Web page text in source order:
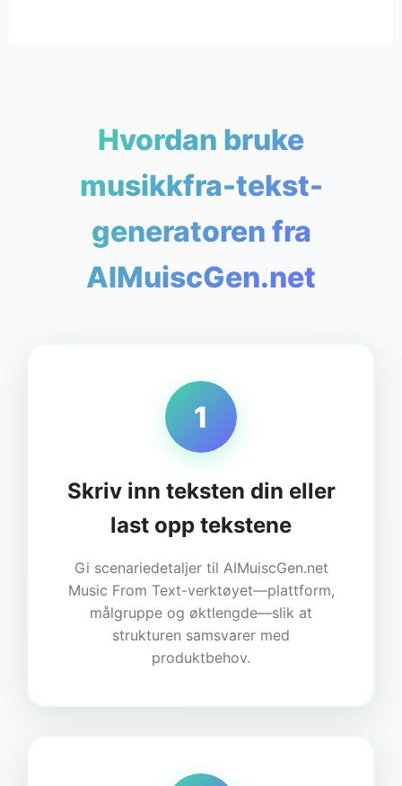
Hvordan bruke
musikkfra-tekst-
generatoren fra
AIMuiscGen.net
1
Skriv inn teksten din eller
last opp tekstene
Gi scenariedetaljer til AIMuiscGen.net
Music From Text-verktøyet—plattform,
målgruppe og øktlengde—slik at
strukturen samsvarer med
produktbehov.